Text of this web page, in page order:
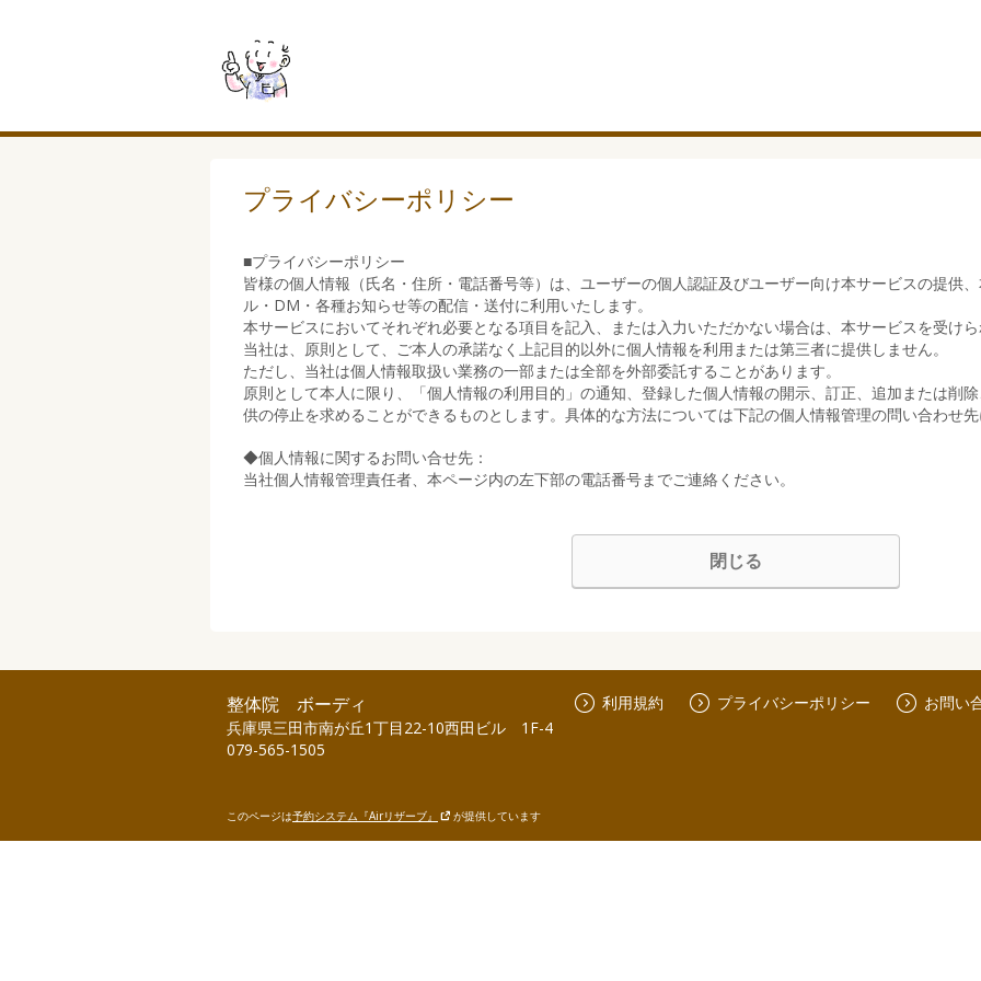
プライバシーポリシー
■プライバシーポリシー
皆様の個人情報（氏名・住所・電話番号等）は、ユーザーの個人認証及びユーザー向け本サービスの提供
ル・DM・各種お知らせ等の配信・送付に利用いたします。
本サービスにおいてそれぞれ必要となる項目を記入、または入力いただかない場合は、本サービスを受け
当社は、原則として、ご本人の承諾なく上記目的以外に個人情報を利用または第三者に提供しません。
ただし、当社は個人情報取扱い業務の一部または全部を外部委託することがあります。
原則として本人に限り、「個人情報の利用目的」の通知、登録した個人情報の開示、訂正、追加または削
供の停止を求めることができるものとします。具体的な方法については下記の個人情報管理の問い合わせ
◆個人情報に関するお問い合せ先：
当社個人情報管理責任者、本ページ内の左下部の電話番号までご連絡ください。
閉じる
整体院 ボーディ
兵庫県三田市南が丘1丁目22-10西田ビル 1F-4
079-565-1505
利用規約 プライバシーポリシー お問い
このページは予約システム『Airリザーブ』 が提供しています